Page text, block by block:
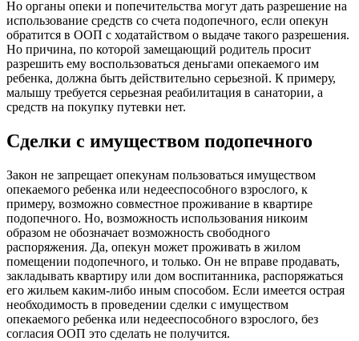
Но органы опеки и попечительства могут дать разрешение на
использование средств со счета подопечного, если опекун
обратится в ООП с ходатайством о выдаче такого разрешения.
Но причина, по которой замещающий родитель просит
разрешить ему воспользоваться деньгами опекаемого им
ребенка, должна быть действительно серьезной. К примеру,
малышу требуется серьезная реабилитация в санатории, а
средств на покупку путевки нет.
Сделки с имуществом подопечного
Закон не запрещает опекунам пользоваться имуществом
опекаемого ребенка или недееспособного взрослого, к
примеру, возможно совместное проживание в квартире
подопечного. Но, возможность использования никоим
образом не обозначает возможность свободного
распоряжения. Да, опекун может проживать в жилом
помещении подопечного, и только. Он не вправе продавать,
закладывать квартиру или дом воспитанника, распоряжаться
его жильем каким-либо иным способом. Если имеется острая
необходимость в проведении сделки с имуществом
опекаемого ребенка или недееспособного взрослого, без
согласия ООП это сделать не получится.